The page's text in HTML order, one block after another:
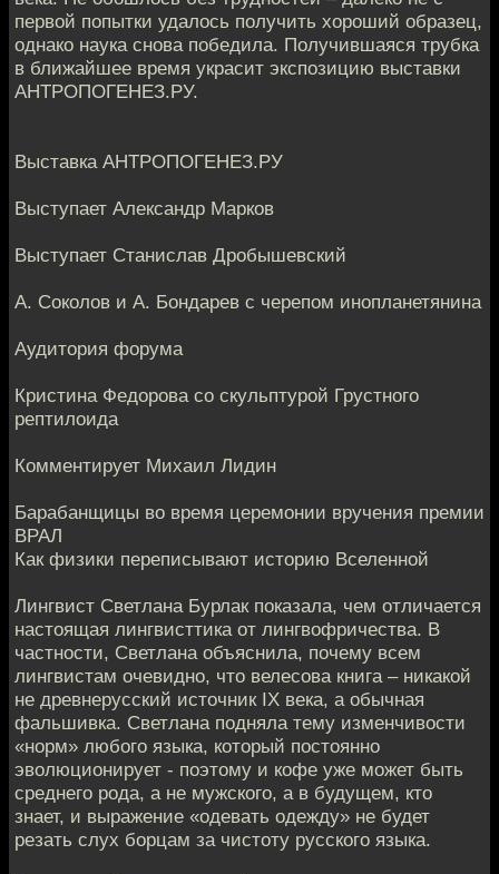
первой попытки удалось получить хороший образец,
однако наука снова победила. Получившаяся трубка
в ближайшее время украсит экспозицию выставки
АНТРОПОГЕНЕЗ.РУ.
Выставка АНТРОПОГЕНЕЗ.РУ
Выступает Александр Марков
Выступает Станислав Дробышевский
А. Соколов и А. Бондарев с черепом инопланетянина
Аудитория форума
Кристина Федорова со скульптурой Грустного
рептилоида
Комментирует Михаил Лидин
Барабанщицы во время церемонии вручения премии
ВРАЛ
Как физики переписывают историю Вселенной
Лингвист Светлана Бурлак показала, чем отличается
настоящая лингвисттика от лингвофричества. В
частности, Светлана объяснила, почему всем
лингвистам очевидно, что велесова книга – никакой
не древнерусский источник IX века, а обычная
фальшивка. Светлана подняла тему изменчивости
«норм» любого языка, который постоянно
эволюционирует - поэтому и кофе уже может быть
среднего рода, а не мужского, а в будущем, кто
знает, и выражение «одевать одежду» не будет
резать слух борцам за чистоту русского языка.